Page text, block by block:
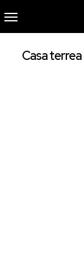
Casa